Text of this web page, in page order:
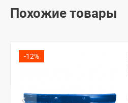
Похожие товары
-12%